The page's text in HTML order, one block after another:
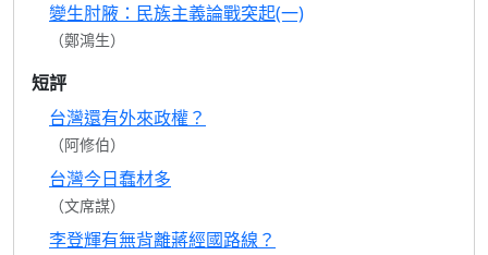
變生肘腋：民族主義論戰突起(一)
（鄭鴻生）
短評
台灣還有外來政權？
（阿修伯）
台灣今日蠢材多
（文席謀）
李登輝有無背離蔣經國路線？